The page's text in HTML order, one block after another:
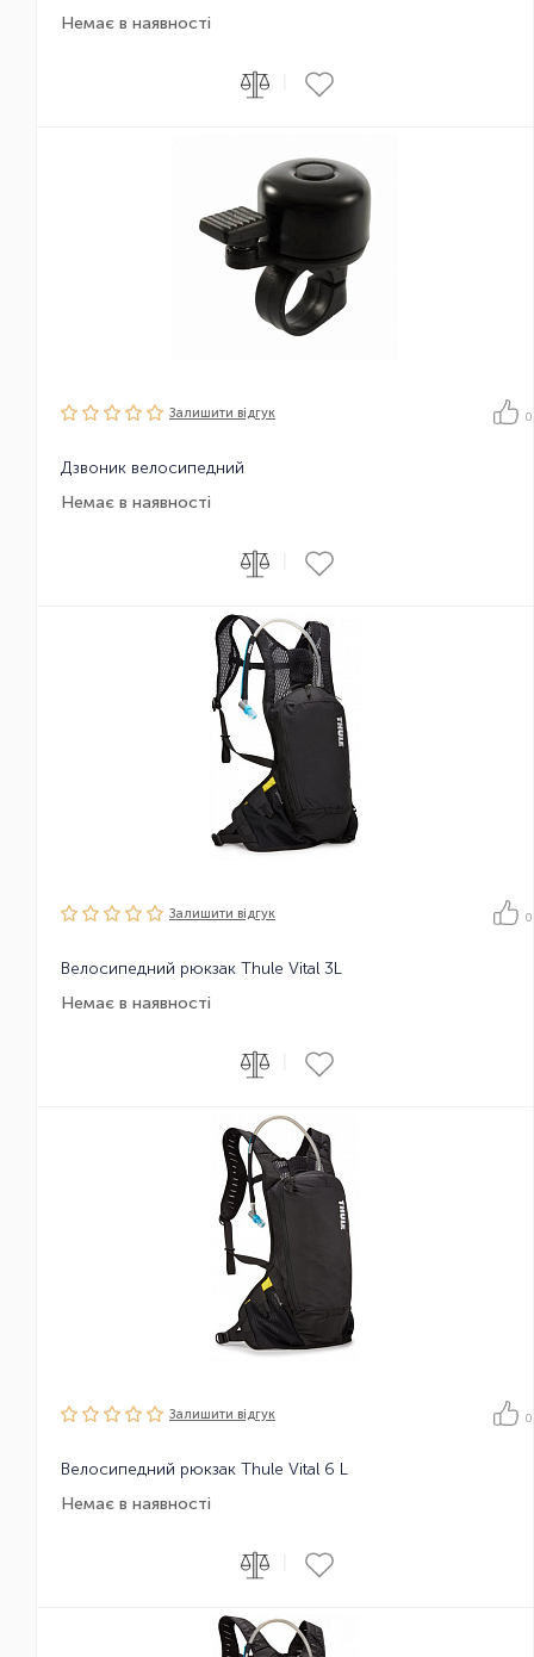
Немає в наявності
Залишити вiдгук 0
Дзвоник велосипедний
Немає в наявності
Залишити вiдгук 0
Велосипедний рюкзак Thule Vital 3L
Немає в наявності
Залишити вiдгук 0
Велосипедний рюкзак Thule Vital 6 L
Немає в наявності